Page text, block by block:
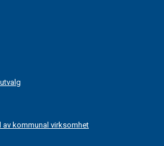
kommunal virksomhet